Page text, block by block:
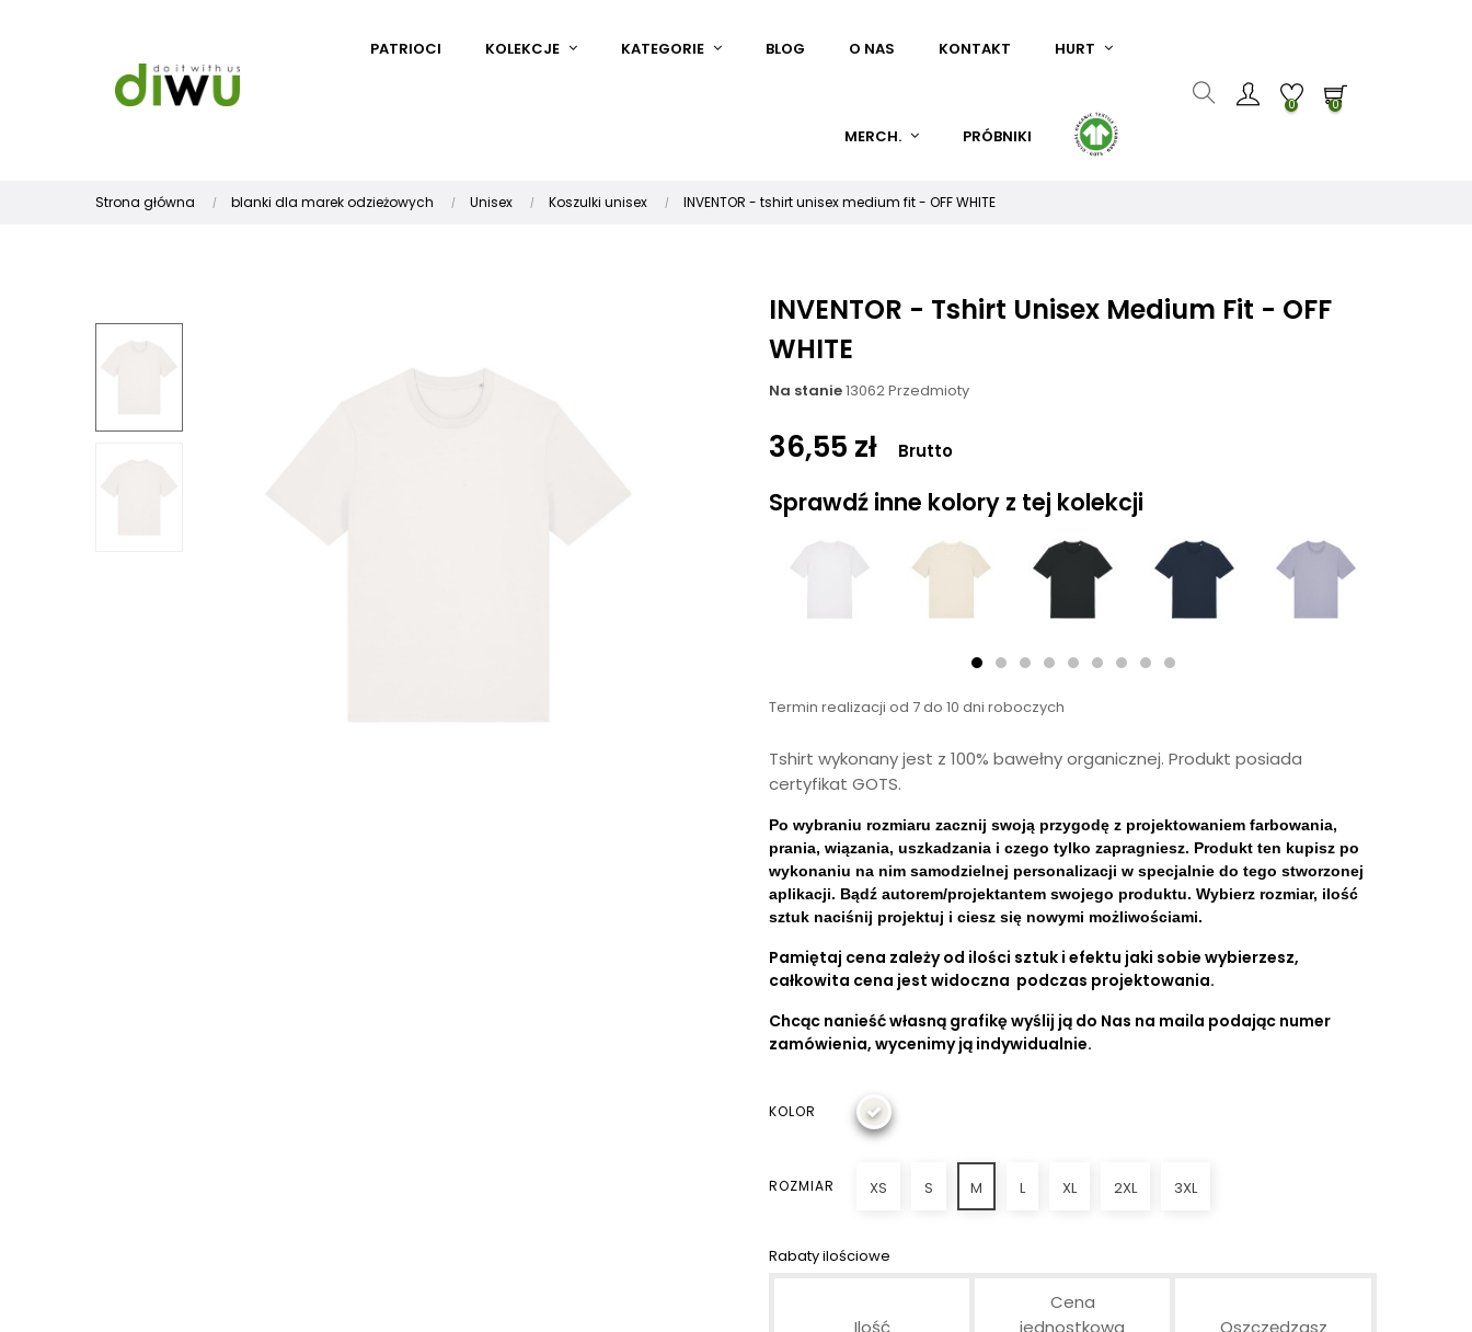
PATRIOCI KOLEKCJE KATEGORIE BLOG O NAS KONTAKT HURT
MERCH. PRÓBNIKI
0 0
Strona główna blanki dla marek odzieżowych Unisex Koszulki unisex INVENTOR - tshirt unisex medium fit - OFF WHITE
INVENTOR - Tshirt Unisex Medium Fit - OFF
WHITE
Na stanie13062 Przedmioty
36,55 zł Brutto
Sprawdź inne kolory z tej kolekcji
Termin realizacji od 7 do 10 dni roboczych
Tshirt wykonany jest z 100% bawełny organicznej. Produkt posiada
certyfikat GOTS.
Po wybraniu rozmiaru zacznij swoją przygodę z projektowaniem farbowania,
prania, wiązania, uszkadzania i czego tylko zapragniesz. Produkt ten kupisz po
wykonaniu na nim samodzielnej personalizacji w specjalnie do tego stworzonej
aplikacji. Bądź autorem/projektantem swojego produktu. Wybierz rozmiar, ilość
sztuk naciśnij projektuj i ciesz się nowymi możliwościami.
Pamiętaj cena zależy od ilości sztuk i efektu jaki sobie wybierzesz,
całkowita cena jest widoczna podczas projektowania.
Chcąc nanieść własną grafikę wyślij ją do Nas na maila podając numer
zamówienia, wycenimy ją indywidualnie.
KOLOR
ROZMIAR XS S M L XL 2XL 3XL
Rabaty ilościowe
Ilość
Cena
jednostkowa
Oszczędzasz